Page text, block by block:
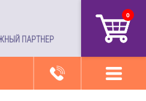
ПАРТНЕР
0